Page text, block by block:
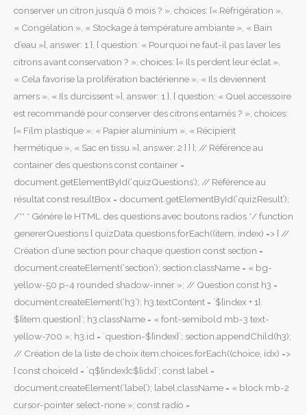
conserver un citron jusqu’à 6 mois ? », choices: [« Réfrigération »,
« Congélation », « Stockage à température ambiante », « Bain
d’eau »], answer: 1 }, { question: « Pourquoi ne faut-il pas laver les
citrons avant conservation ? », choices: [« Ils perdent leur éclat »,
« Cela favorise la prolifération bactérienne », « Ils deviennent
amers », « Ils durcissent »], answer: 1 }, { question: « Quel accessoire
est recommandé pour conserver des citrons entamés ? », choices:
[« Film plastique », « Papier aluminium », « Récipient
hermétique », « Sac en tissu »], answer: 2 } ] }; // Référence au
container des questions const container =
document.getElementById(‘quizQuestions’); // Référence au
résultat const resultBox = document.getElementById(‘quizResult’);
/** * Génère le HTML des questions avec boutons radios */ function
genererQuestions { quizData.questions.forEach((item, index) => { //
Création d’une section pour chaque question const section =
document.createElement(‘section’); section.className = « bg-
yellow-50 p-4 rounded shadow-inner »; // Question const h3 =
document.createElement(‘h3’); h3.textContent = `${index + 1}.
${item.question}`; h3.className = « font-semibold mb-3 text-
yellow-700 »; h3.id = `question-${index}`; section.appendChild(h3);
// Création de la liste de choix item.choices.forEach((choice, idx) =>
{ const choiceId = `q${index}c${idx}`; const label =
document.createElement(‘label’); label.className = « block mb-2
cursor-pointer select-none »; const radio =